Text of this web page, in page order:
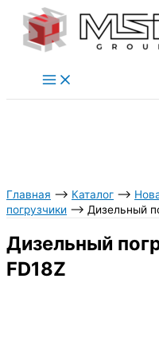
Перейти
Главная ⟶ Каталог ⟶
погрузчики ⟶ Дизельный
Дизельный
FD18Z